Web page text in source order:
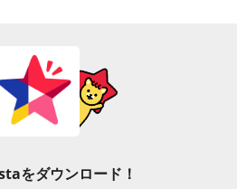
をダウンロード！